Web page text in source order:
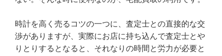
時計を高く売るコツの一つに、査定士との直接的な交
渉がありますが、実際にお店に持ち込んで査定士とや
りとりするとなると、それなりの時間と労力が必要と